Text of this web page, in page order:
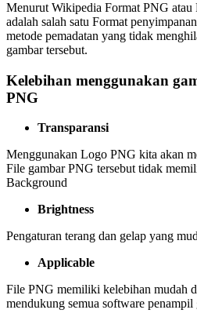
Menurut Wikipedia Format PNG
adalah salah satu Format
metode pemadatan yang tidak
gambar tersebut.
Kelebihan menggunakan
PNG
Transparansi
Menggunakan Logo PNG kita akan
File gambar PNG tersebut tidak
Background
Brightness
Pengaturan terang dan gelap yang
Applicable
File PNG memiliki kelebihan mudah
mendukung semua software